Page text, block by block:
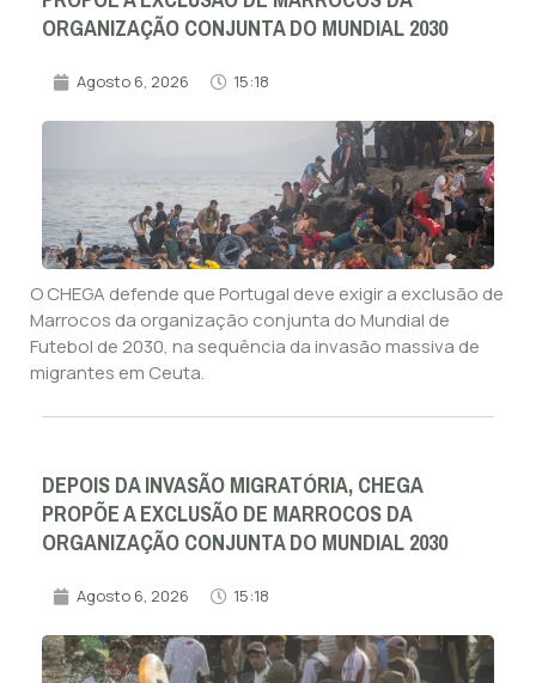
ORGANIZAÇÃO CONJUNTA DO MUNDIAL 2030
Agosto 6, 2026 15:18
O CHEGA defende que Portugal deve exigir a exclusão de
Marrocos da organização conjunta do Mundial de
Futebol de 2030, na sequência da invasão massiva de
migrantes em Ceuta.
DEPOIS DA INVASÃO MIGRATÓRIA, CHEGA
PROPÕE A EXCLUSÃO DE MARROCOS DA
ORGANIZAÇÃO CONJUNTA DO MUNDIAL 2030
Agosto 6, 2026 15:18